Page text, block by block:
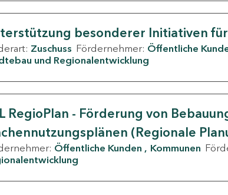
besonderer Initiativen
Zuschuss Fördernehmer: Öffentliche
und Regionalentwicklung
RegioPlan - Förderung von
(Regionale
Öffentliche Kunden Kommunen